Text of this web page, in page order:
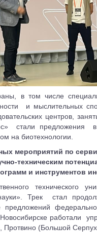
в том числе
и мыслительных
центров,
стали предложения в
на биотехнологии.
мероприятий по
техническим
и инструментов
технического
Трек
стал
предложений
работали
(Большой